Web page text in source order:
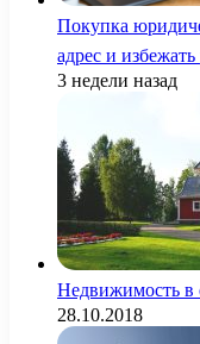
Покупка
адрес и
3 недели назад
Недвижимость в
28.10.2018